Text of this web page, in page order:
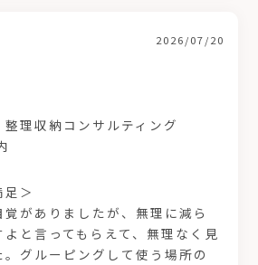
2026/07/20
整理収納コンサルティング
＞
がありましたが、無理に減ら
と言ってもらえて、無理なく見
グルーピングして使う場所の